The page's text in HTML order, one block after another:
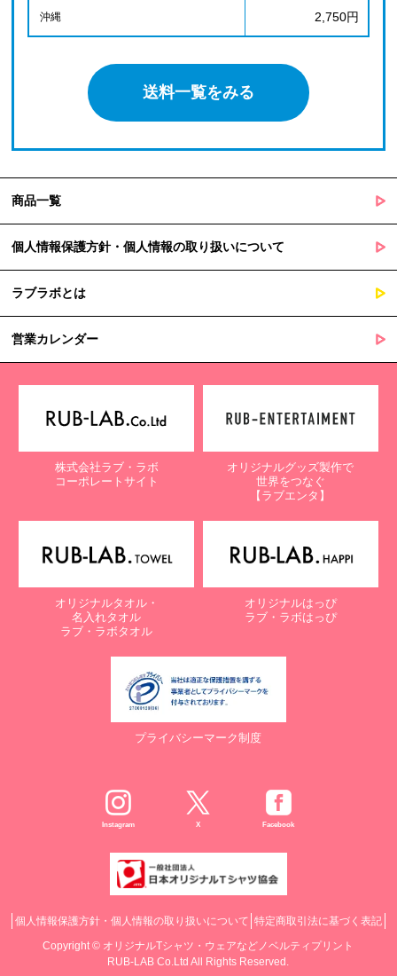
沖縄 2,750円
送料一覧をみる
商品一覧
個人情報保護方針・個人情報の取り扱いについて
ラブラボとは
営業カレンダー
株式会社ラブ・ラボ
コーポレートサイト
オリジナルグッズ製作で
世界をつなぐ
【ラブエンタ】
オリジナルタオル・
名入れタオル
ラブ・ラボタオル
オリジナルはっぴ
ラブ・ラボはっぴ
プライバシーマーク制度
Instagram X Facebook
個人情報保護方針・個人情報の取り扱いについて 特定商取引法に基づく表記
Copyright © オリジナルTシャツ・ウェアなどノベルティプリント
RUB-LAB Co.Ltd All Rights Reserved.